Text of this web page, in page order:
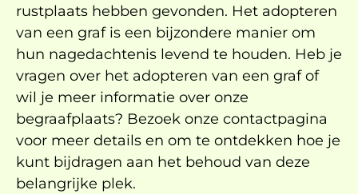
rustplaats hebben gevonden. Het adopteren
van een graf is een bijzondere manier om
hun nagedachtenis levend te houden. Heb je
vragen over het adopteren van een graf of
wil je meer informatie over onze
begraafplaats? Bezoek onze contactpagina
voor meer details en om te ontdekken hoe je
kunt bijdragen aan het behoud van deze
belangrijke plek.